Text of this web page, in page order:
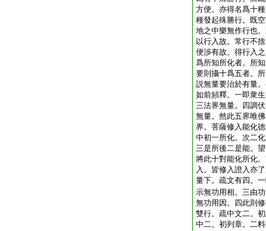
方便。亦得名爲十
種發起殊勝行。既
地之中樂無作行也
以行入故。常行不
便渉有故。得行入
爲所知所化者。所
要則攝十爲五者。
説無量要治於有量
如前頻釋。一即衆
三法界無量。四調
無量。然此五界唯
界。菩薩修入能化
中初一所化。次二
三是所後二是能。
將此十對能化所化
入。皆修入證入亦
量下。疏文有四。
示無功用相。三由
無功用因。四此則
雙行。疏中文二。
中二。初列章。二